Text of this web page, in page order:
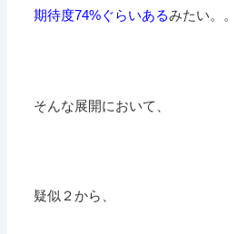
期待度74%ぐらいあるみたい。。
そんな展開において、
疑似２から、